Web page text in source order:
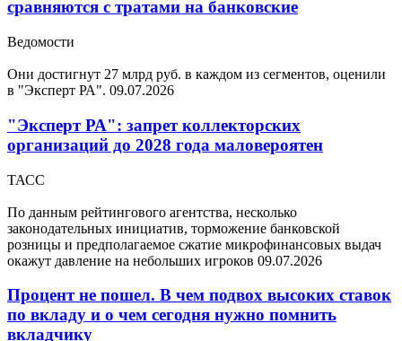
сравняются с тратами на банковские
Ведомости
Они достигнут 27 млрд руб. в каждом из сегментов, оценили
в "Эксперт РА". 09.07.2026
"Эксперт РА": запрет коллекторских
организаций до 2028 года маловероятен
ТАСС
По данным рейтингового агентства, несколько
законодательных инициатив, торможение банковской
розницы и предполагаемое сжатие микрофинансовых выдач
окажут давление на небольших игроков 09.07.2026
Процент не пошел. В чем подвох высоких ставок
по вкладу и о чем сегодня нужно помнить
вкладчику